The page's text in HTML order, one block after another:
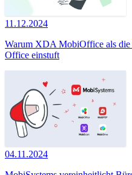
11.12.2024
Warum XDA MobiOffice als
Office einstuft
04.11.2024